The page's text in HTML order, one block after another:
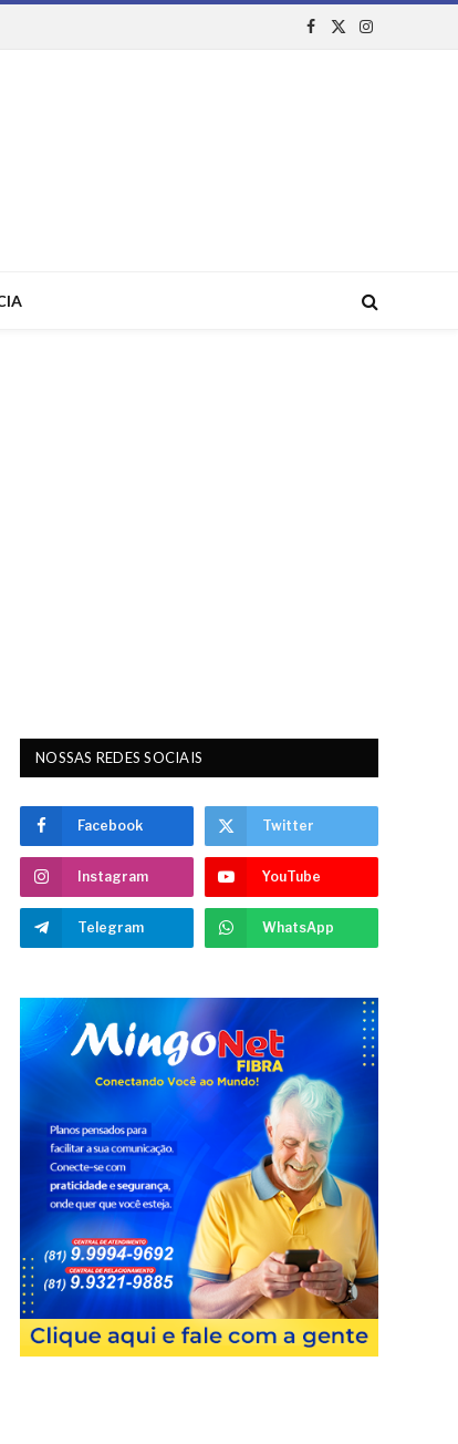
Facebook
X
Instagram
NOSSAS REDES SOCIAIS
Facebook Twitter
Instagram YouTube
Telegram WhatsApp